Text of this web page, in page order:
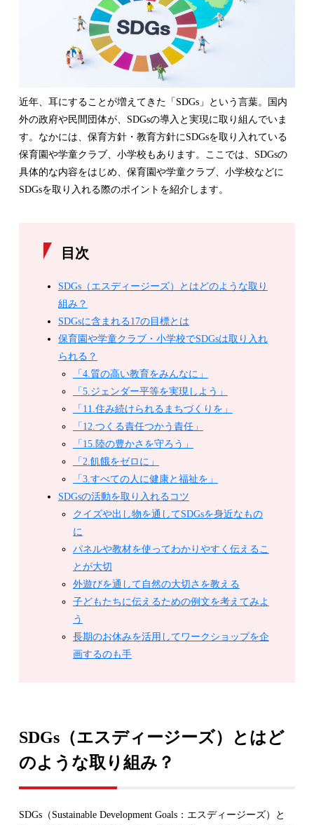
近年、耳にすることが増えてきた「SDGs」という言葉。国内
外の政府や民間団体が、SDGsの導入と実現に取り組んでいま
す。なかには、保育方針・教育方針にSDGsを取り入れている
保育園や学童クラブ、小学校もあります。ここでは、SDGsの
具体的な内容をはじめ、保育園や学童クラブ、小学校などに
SDGsを取り入れる際のポイントを紹介します。
目次
SDGs（エスディージーズ）とはどのような取り
組み？
SDGsに含まれる17の目標とは
保育園や学童クラブ・小学校でSDGsは取り入れ
られる？
「4.質の高い教育をみんなに」
「5.ジェンダー平等を実現しよう」
「11.住み続けられるまちづくりを」
「12.つくる責任つかう責任」
「15.陸の豊かさを守ろう」
「2.飢餓をゼロに」
「3.すべての人に健康と福祉を」
SDGsの活動を取り入れるコツ
クイズや出し物を通してSDGsを身近なもの
に
パネルや教材を使ってわかりやすく伝えるこ
とが大切
外遊びを通して自然の大切さを教える
子どもたちに伝えるための例文を考えてみよ
う
長期のお休みを活用してワークショップを企
画するのも手
SDGs（エスディージーズ）とはど
のような取り組み？
SDGs（Sustainable Development Goals：エスディージーズ）と